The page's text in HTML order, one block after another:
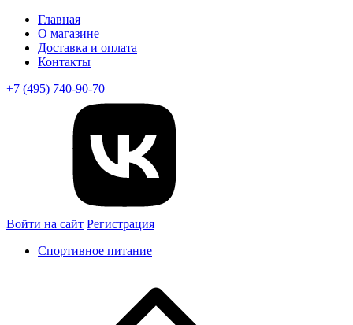
Главная
О магазине
Доставка и оплата
Контакты
+7 (495) 740-90-70
Войти на сайт Регистрация
Спортивное питание